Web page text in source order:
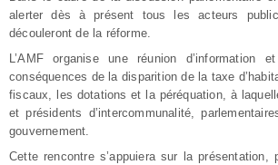
alerter dès à présent tous les acteurs
découleront de la réforme.
L’AMF organise une réunion d’information
conséquences de la disparition de la taxe
fiscaux, les dotations et la péréquation, à
et présidents d’intercommunalité,
gouvernement.
Cette rencontre s’appuiera sur la présentation,